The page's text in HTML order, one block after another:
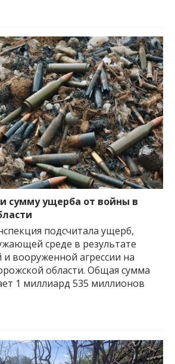
сумму ущерба от войны в
подсчитала ущерб,
среде в результате
вооруженной агрессии на
области. Общая сумма
1 миллиард 535 миллионов